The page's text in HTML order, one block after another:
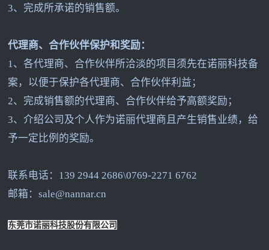
3、完成所承诺的销售额。
代理商、合作伙伴保护和奖励：
1、各代理商、合作伙伴所洽淡的项目须先在诺丽科技备
案，以便于保护各代理商、合作伙伴利益；
2、完成销售额的代理商、合作伙伴给予高额奖励；
3、介绍公司及个人作为诺丽代理商且产生销售业绩，给
予一定比例的奖励。
联系电话：139 2944 2686\0769-2271 6762
邮箱：sale@nannar.cn
东莞市诺丽科技股份有限公司